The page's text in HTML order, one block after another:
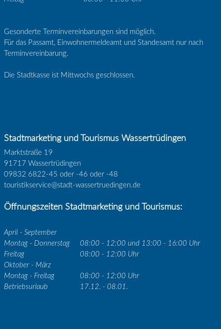
Gesonderte Terminvereinbarungen sind möglich.
Für das Passamt, Einwohnermeldeamt und Standesamt nur nach
Terminvereinbarung.
Die Stadtkasse ist Mittwochs geschlossen.
Stadtmarketing und Tourismus Wassertrüdingen
Marktstraße 19
91717 Wassertrüdingen
09832 6822-45 oder -46 oder -48
touristikservice@stadt-wassertruedingen.de
Öffnungszeiten Stadtmarketing und Tourismus:
April - September
Montag - Donnerstag
08:00 - 12:00 und 13:00 - 16:00 Uhr
Freitag
08:00 - 12:00 Uhr
Oktober - März
Montag - Freitag
08:00 - 12:00 Uhr
Betriebsurlaub
17.12. - 08.01.